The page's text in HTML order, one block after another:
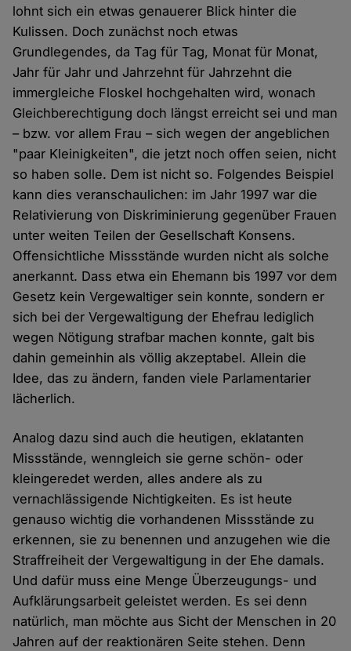
lohnt sich ein etwas genauerer Blick hinter die
Kulissen. Doch zunächst noch etwas
Grundlegendes, da Tag für Tag, Monat für Monat,
Jahr für Jahr und Jahrzehnt für Jahrzehnt die
immergleiche Floskel hochgehalten wird, wonach
Gleichberechtigung doch längst erreicht sei und man
– bzw. vor allem Frau – sich wegen der angeblichen
"paar Kleinigkeiten", die jetzt noch offen seien, nicht
so haben solle. Dem ist nicht so. Folgendes Beispiel
kann dies veranschaulichen: im Jahr 1997 war die
Relativierung von Diskriminierung gegenüber Frauen
unter weiten Teilen der Gesellschaft Konsens.
Offensichtliche Missstände wurden nicht als solche
anerkannt. Dass etwa ein Ehemann bis 1997 vor dem
Gesetz kein Vergewaltiger sein konnte, sondern er
sich bei der Vergewaltigung der Ehefrau lediglich
wegen Nötigung strafbar machen konnte, galt bis
dahin gemeinhin als völlig akzeptabel. Allein die
Idee, das zu ändern, fanden viele Parlamentarier
lächerlich.
Analog dazu sind auch die heutigen, eklatanten
Missstände, wenngleich sie gerne schön- oder
kleingeredet werden, alles andere als zu
vernachlässigende Nichtigkeiten. Es ist heute
genauso wichtig die vorhandenen Missstände zu
erkennen, sie zu benennen und anzugehen wie die
Straffreiheit der Vergewaltigung in der Ehe damals.
Und dafür muss eine Menge Überzeugungs- und
Aufklärungsarbeit geleistet werden. Es sei denn
natürlich, man möchte aus Sicht der Menschen in 20
Jahren auf der reaktionären Seite stehen. Denn